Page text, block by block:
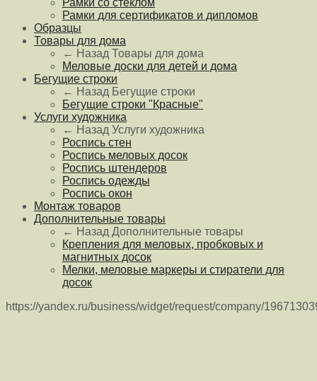
Рамки для сертификатов и дипломов
Образцы
Товары для дома
← Назад Товары для дома
Меловые доски для детей и дома
Бегущие строки
← Назад Бегущие строки
Бегущие строки "Красные"
Услуги художника
← Назад Услуги художника
Роспись стен
Роспись меловых досок
Роспись штендеров
Роспись одежды
Роспись окон
Монтаж товаров
Дополнительные товары
← Назад Дополнительные товары
Крепления для меловых, пробковых и
магнитных досок
Мелки, меловые маркеры и стиратели для
досок
https://yandex.ru/business/widget/request/company/